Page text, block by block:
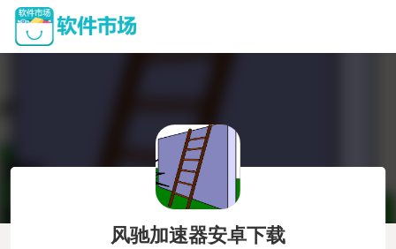
风驰加速器安卓下载